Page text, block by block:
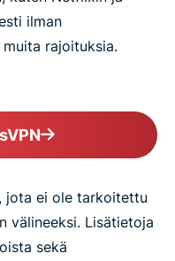
ilman
rajoituksia.
jota ei ole tarkoitettu
välineeksi. Lisätietoja
sekä